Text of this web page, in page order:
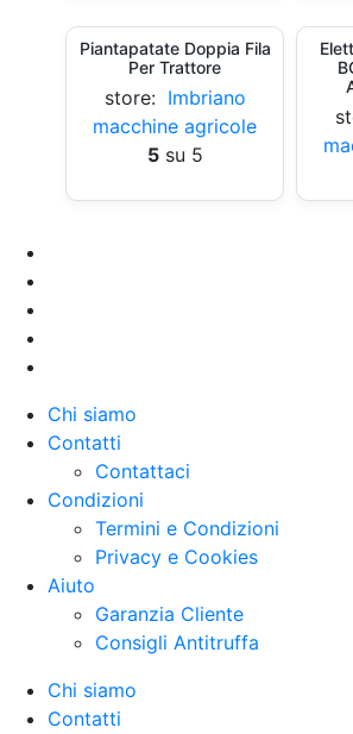
Piantapatate Doppia Fila
Per Trattore
store: Imbriano
macchine agricole
5su 5
Chi siamo
Contatti
Contattaci
Condizioni
Termini e Condizioni
Privacy e Cookies
Aiuto
Garanzia Cliente
Consigli Antitruffa
Chi siamo
Contatti